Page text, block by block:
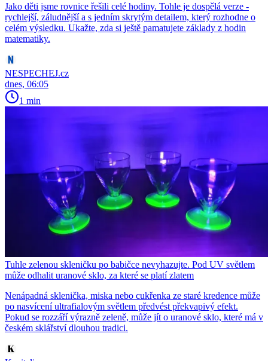
Jako děti jsme rovnice řešili celé hodiny. Tohle je dospělá verze -
rychlejší, záludnější a s jedním skrytým detailem, který rozhodne o
celém výsledku. Ukažte, zda si ještě pamatujete základy z hodin
matematiky.
NESPECHEJ.cz
dnes, 06:05
1 min
Tuhle zelenou skleničku po babičce nevyhazujte. Pod UV světlem
může odhalit uranové sklo, za které se platí zlatem
Nenápadná sklenička, miska nebo cukřenka ze staré kredence může
po nasvícení ultrafialovým světlem předvést překvapivý efekt.
Pokud se rozzáří výrazně zeleně, může jít o uranové sklo, které má v
českém sklářství dlouhou tradici.